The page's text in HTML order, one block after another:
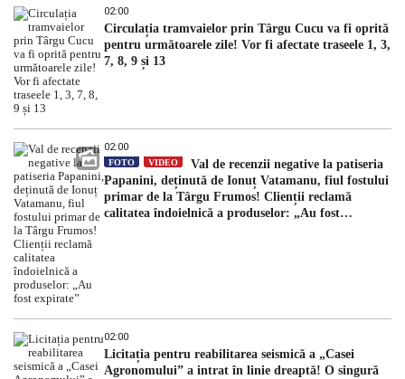
02:00
Circulația tramvaielor prin Târgu Cucu va fi oprită
pentru următoarele zile! Vor fi afectate traseele 1, 3,
7, 8, 9 și 13
02:00
FOTO VIDEO
Val de recenzii negative la patiseria
Papanini, deținută de Ionuț Vatamanu, fiul fostului
primar de la Târgu Frumos! Clienții reclamă
calitatea îndoielnică a produselor: „Au fost
02:00
Licitația pentru reabilitarea seismică a „Casei
Agronomului” a intrat în linie dreaptă! O singură